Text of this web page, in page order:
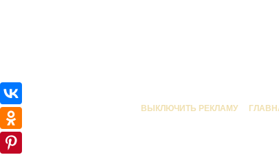
ВЫКЛЮЧИТЬ РЕКЛАМУ